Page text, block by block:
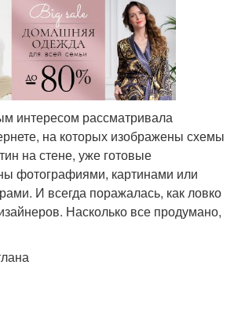
интересом рассматривала
на которых изображены схемы
на стене, уже готовые
фотографиями, картинами или
И всегда поражалась, как ловко
Насколько все продумано,